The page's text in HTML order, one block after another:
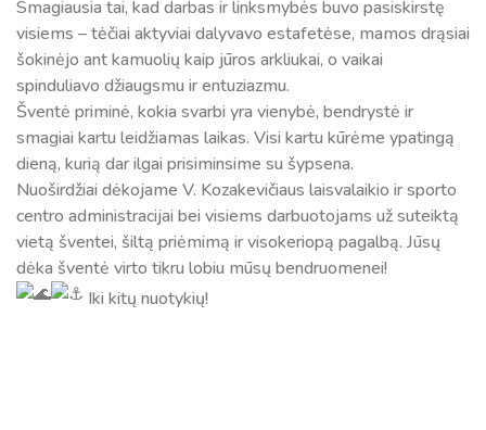
Smagiausia tai, kad darbas ir linksmybės buvo pasiskirstę
visiems – tėčiai aktyviai dalyvavo estafetėse, mamos drąsiai
šokinėjo ant kamuolių kaip jūros arkliukai, o vaikai
spinduliavo džiaugsmu ir entuziazmu.
Šventė priminė, kokia svarbi yra vienybė, bendrystė ir
smagiai kartu leidžiamas laikas. Visi kartu kūrėme ypatingą
dieną, kurią dar ilgai prisiminsime su šypsena.
Nuoširdžiai dėkojame V. Kozakevičiaus laisvalaikio ir sporto
centro administracijai bei visiems darbuotojams už suteiktą
vietą šventei, šiltą priėmimą ir visokeriopą pagalbą. Jūsų
dėka šventė virto tikru lobiu mūsų bendruomenei!
Iki kitų nuotykių!